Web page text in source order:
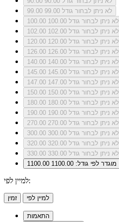
99.00
לא ניתן לבחור גודל 99.00
100.00
לא ניתן לבחור גודל 100.00
102.00
לא ניתן לבחור גודל 102.00
120.00
לא ניתן לבחור גודל 120.00
126.00
לא ניתן לבחור גודל 126.00
140.00
לא ניתן לבחור גודל 140.00
145.00
לא ניתן לבחור גודל 145.00
147.00
לא ניתן לבחור גודל 147.00
150.00
לא ניתן לבחור גודל 150.00
180.00
לא ניתן לבחור גודל 180.00
190.00
לא ניתן לבחור גודל 190.00
270.00
לא ניתן לבחור גודל 270.00
300.00
לא ניתן לבחור גודל 300.00
320.00
לא ניתן לבחור גודל 320.00
330.00
לא ניתן לבחור גודל 330.00
1100.00
מוגדר לפי גודל: 1100.00
למיין לפי:
זמין למיין לפי
התאמות